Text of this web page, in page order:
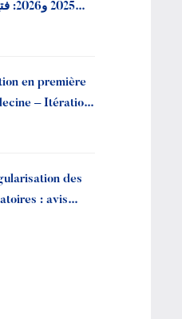
en première
– Itération
des
: avis